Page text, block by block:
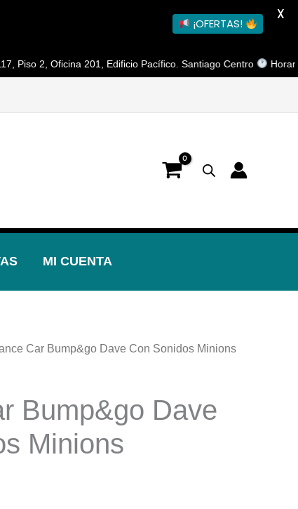
2, Oficina 201, Edificio Pacífico. Santiago Centro Horario de
MI CUENTA
Car Bump&go Dave Con Sonidos Minions
Bump&go Dave
Minions
¡OFERTAS!
X